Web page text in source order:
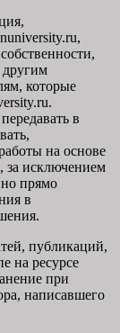
которые
в
на основе
за исключением
прямо
в
публикаций,
на ресурсе
при
написавшего